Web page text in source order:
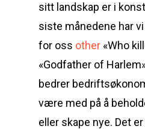
sitt landskap er i
siste månedene har
for oss other «Who
«Godfather of
bedrer
være med på å
eller skape nye. Det